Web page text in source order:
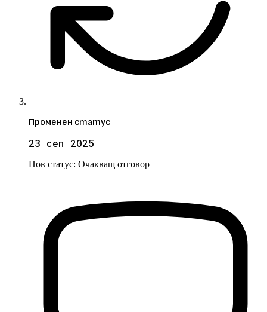
Променен статус
23 сеп 2025
Нов статус: Очакващ отговор